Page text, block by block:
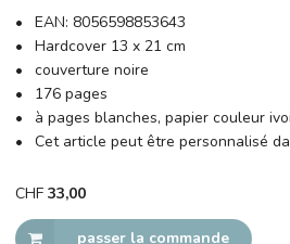
EAN: 8056598853643
Hardcover 13 x 21 cm
couverture noire
176 pages
à pages blanches, papier couleur
Cet article peut être personnalisé
CHF 33,00
passer la commande